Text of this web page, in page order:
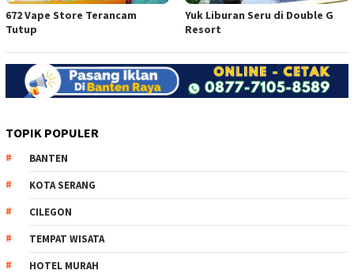
672 Vape Store Terancam
Tutup
Yuk Liburan Seru di Double G
Resort
TOPIK POPULER
BANTEN
KOTA SERANG
CILEGON
TEMPAT WISATA
HOTEL MURAH